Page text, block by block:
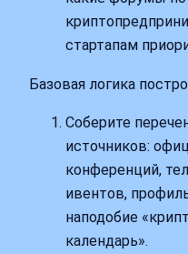
стартапам
Базовая логика
Соберите
источников:
конференций,
ивентов,
наподобие
календарь».